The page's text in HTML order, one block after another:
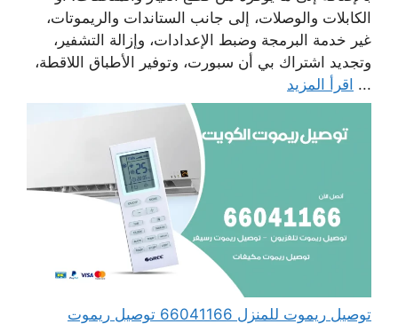
الكابلات والوصلات، إلى جانب الستاندات والريموتات،
غير خدمة البرمجة وضبط الإعدادات، وإزالة التشفير،
وتجديد اشتراك بي أن سبورت، وتوفير الأطباق اللاقطة،
... اقرأ المزيد
توصيل ريموت للمنزل 66041166 توصيل ريموت